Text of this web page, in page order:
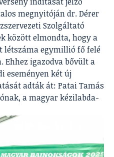
megnyitóján dr. Dérer
Szolgáltató
között elmondta, hogy a
létszáma egymillió fő felé
Ehhez igazodva bővült a
eseményen két új
adták át: Patai Tamás
a magyar kézilabda-